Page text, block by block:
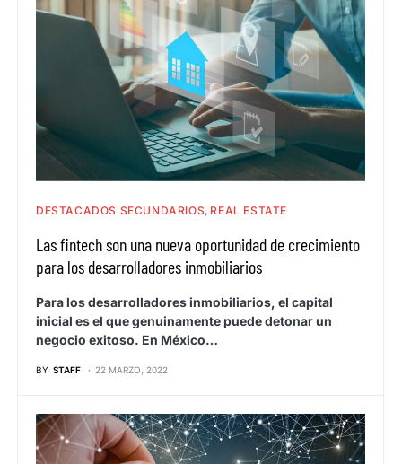
DESTACADOS SECUNDARIOS REAL ESTATE
Las fintech son una nueva oportunidad de crecimiento
para los desarrolladores inmobiliarios
Para los desarrolladores inmobiliarios, el capital
inicial es el que genuinamente puede detonar un
negocio exitoso. En México…
BY STAFF 22 MARZO, 2022